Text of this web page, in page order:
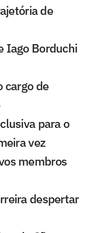
de
Iago Borduchi
cargo de
para o
vez
membros
despertar